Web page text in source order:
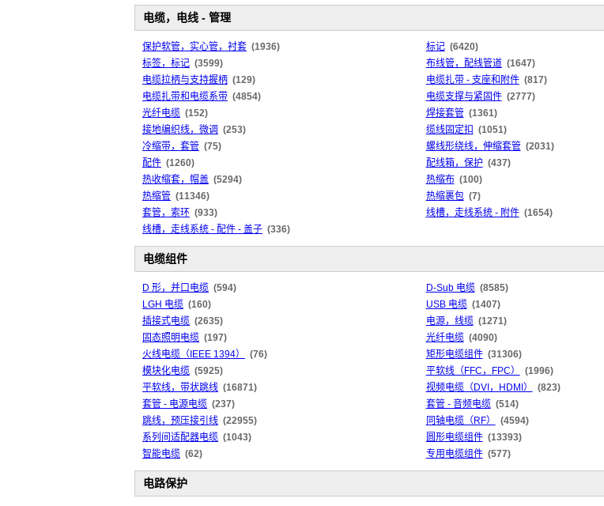
电缆，电线 - 管理
保护软管，实心管，衬套 (1936) 标记 (6420)
标签，标记 (3599) 布线管，配线管道 (1647)
电缆拉柄与支持握柄 (129) 电缆扎带 - 支座和附件 (817)
电缆扎带和电缆系带 (4854) 电缆支撑与紧固件 (2777)
光纤电缆 (152) 焊接套管 (1361)
接地编织线，微调 (253) 缆线固定扣 (1051)
冷缩带，套管 (75) 螺线形绕线，伸缩套管 (2031)
配件 (1260) 配线箱，保护 (437)
热收缩套，帽盖 (5294) 热缩布 (100)
热缩管 (11346) 热缩裹包 (7)
套管，索环 (933) 线槽，走线系统 - 附件 (1654)
线槽，走线系统 - 配件 - 盖子 (336)
电缆组件
D 形，并口电缆 (594) D-Sub 电缆 (8585)
LGH 电缆 (160) USB 电缆 (1407)
插接式电缆 (2635) 电源，线缆 (1271)
固态照明电缆 (197) 光纤电缆 (4090)
火线电缆（IEEE 1394）
(76) 矩形电缆组件 (31306)
模块化电缆 (5925) 平软线（FFC，FPC）
(1996)
平软线，带状跳线 (16871) 视频电缆（DVI，HDMI）
(823)
套管 - 电源电缆 (237) 套管 - 音频电缆 (514)
跳线，预压接引线 (22955) 同轴电缆（RF）
(4594)
系列间适配器电缆 (1043) 圆形电缆组件 (13393)
智能电缆 (62) 专用电缆组件 (577)
电路保护